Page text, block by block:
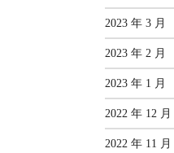
2023 年 3 月
2023 年 2 月
2023 年 1 月
2022 年 12 月
2022 年 11 月